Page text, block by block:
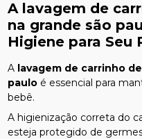
A lavagem de
na grande são
Higiene para Seu
A lavagem de carrinho
paulo é essencial para
bebê.
A higienização correta do
esteja protegido de